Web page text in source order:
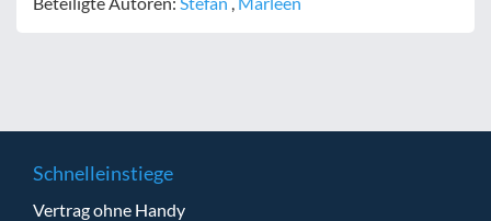
Schnelleinstiege
Vertrag ohne Handy